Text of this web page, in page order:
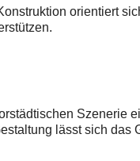
orientiert
Szenerie
lässt sich